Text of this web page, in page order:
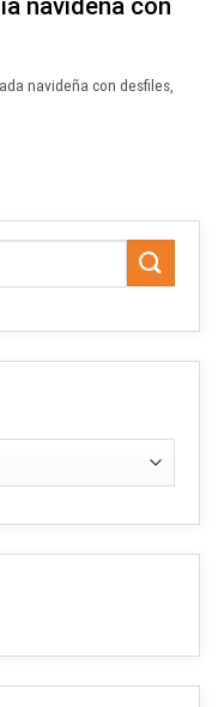
navideña con desfiles,